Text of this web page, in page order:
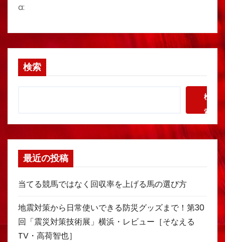
a:
検索
検
索
最近の投稿
当てる競馬ではなく回収率を上げる馬の選び方
地震対策から日常使いできる防災グッズまで！第30
回「震災対策技術展」横浜・レビュー［そなえる
TV・高荷智也］